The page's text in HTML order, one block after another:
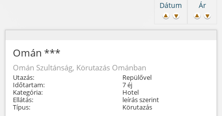
Ár
Dátum
Omán ***
Omán Szultánság, Körutazás Ománban
Utazás:
Repülővel
Időtartam:
7 éj
Kategória:
Hotel
Ellátás:
leírás szerint
Típus:
Körutazás